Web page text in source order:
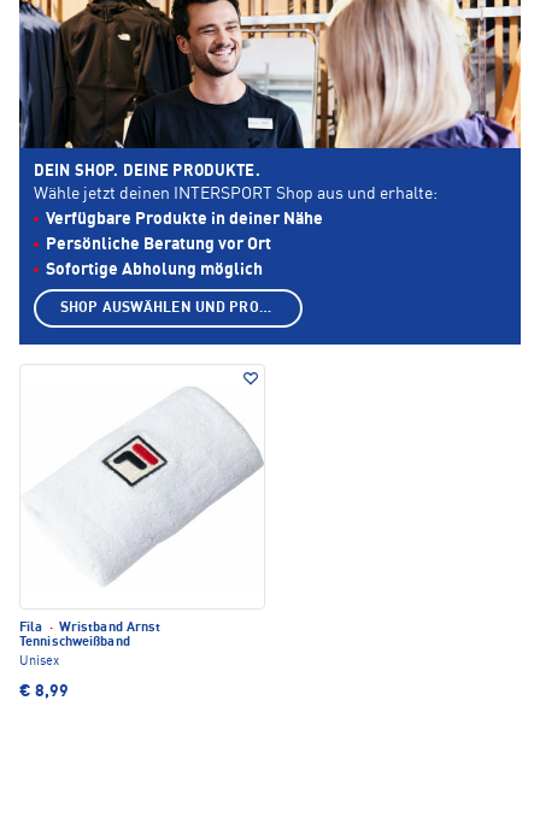
Fila · Wristband Arnst
Tennischweißband
Unisex
€ 8,99
DEIN SHOP. DEINE PRODUKTE.
Wähle jetzt deinen INTERSPORT Shop aus und erhalte:
Verfügbare Produkte in deiner Nähe
Persönliche Beratung vor Ort
Sofortige Abholung möglich
SHOP AUSWÄHLEN UND PRODUKTE ANZEIGEN